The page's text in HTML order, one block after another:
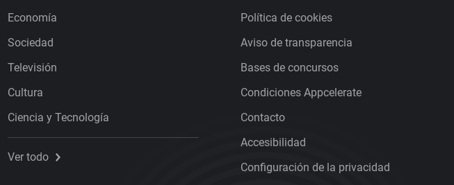
Economía
Sociedad
Televisión
Cultura
Ciencia y Tecnología
Ver todo
Política de cookies
Aviso de transparencia
Bases de concursos
Condiciones Appcelerate
Contacto
Accesibilidad
Configuración de la privacidad